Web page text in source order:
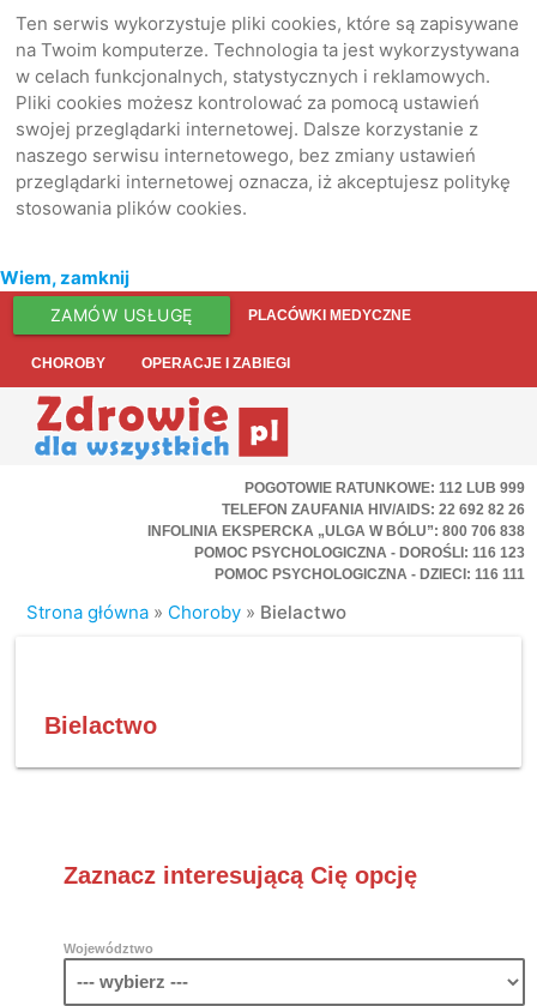
Ten serwis wykorzystuje pliki cookies, które są zapisywane
na Twoim komputerze. Technologia ta jest wykorzystywana
w celach funkcjonalnych, statystycznych i reklamowych.
Pliki cookies możesz kontrolować za pomocą ustawień
swojej przeglądarki internetowej. Dalsze korzystanie z
naszego serwisu internetowego, bez zmiany ustawień
przeglądarki internetowej oznacza, iż akceptujesz politykę
stosowania plików cookies.
Wiem, zamknij
ZAMÓW USŁUGĘ PLACÓWKI MEDYCZNE
CHOROBY OPERACJE I ZABIEGI
POGOTOWIE RATUNKOWE: 112 LUB 999
TELEFON ZAUFANIA HIV/AIDS: 22 692 82 26
INFOLINIA EKSPERCKA „ULGA W BÓLU”: 800 706 838
POMOC PSYCHOLOGICZNA - DOROŚLI: 116 123
POMOC PSYCHOLOGICZNA - DZIECI: 116 111
Strona główna » Choroby » Bielactwo
Bielactwo
Zaznacz interesującą Cię opcję
Województwo